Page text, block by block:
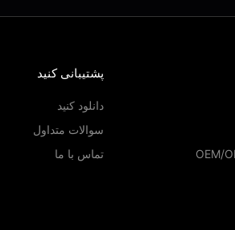
پشتیبانی کنید
دانلود کنید
سوالات متداول
تماس با ما